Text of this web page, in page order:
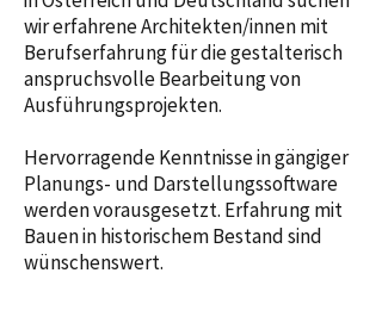
wir erfahrene Architekten/innen mit
Berufserfahrung für die gestalterisch
anspruchsvolle Bearbeitung von
Ausführungsprojekten.
Hervorragende Kenntnisse in gängiger
Planungs- und Darstellungssoftware
werden vorausgesetzt. Erfahrung mit
Bauen in historischem Bestand sind
wünschenswert.